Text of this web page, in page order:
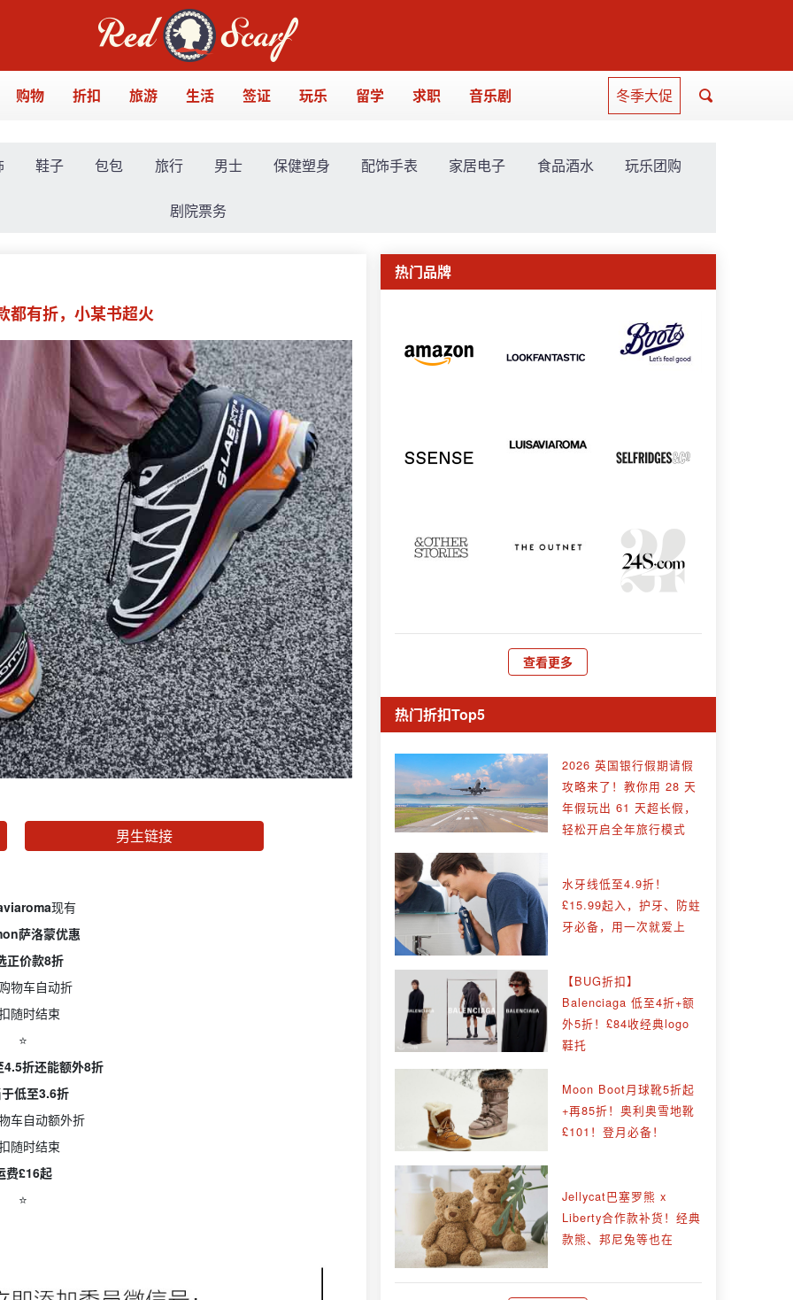
购物 折扣 旅游 生活 签证 玩乐 留学 求职 音乐剧 冬季大促
鞋子 包包 旅行 男士 保健塑身 配饰手表 家居电子 食品酒水 玩乐团购
剧院票务
都有折，小某书超火
男生链接
现有
萨洛蒙优惠
正价款8折
物车自动折
随时结束
⭐️
4.5折还能额外8折
低至3.6折
车自动额外折
随时结束
费£16起
⭐️
热门品牌
查看更多
热门折扣Top5
2026 英国银行假期请假
攻略来了！教你用 28 天
年假玩出 61 天超长假，
轻松开启全年旅行模式
水牙线低至4.9折！
£15.99起入，护牙、防蛀
牙必备，用一次就爱上
【BUG折扣】
Balenciaga 低至4折+额
外5折！£84收经典logo
鞋托
Moon Boot月球靴5折起
+再85折！奥利奥雪地靴
£101！登月必备！
Jellycat巴塞罗熊 x
Liberty合作款补货！经典
款熊、邦尼兔等也在